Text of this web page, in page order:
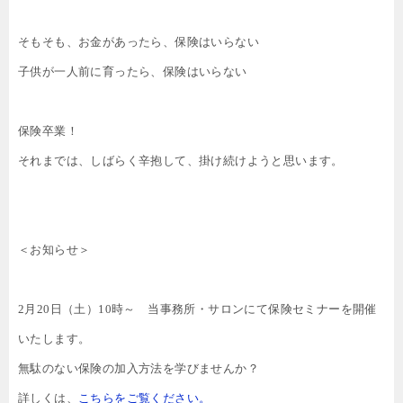
そもそも、お金があったら、保険はいらない
子供が一人前に育ったら、保険はいらない
保険卒業！
それまでは、しばらく辛抱して、掛け続けようと思います。
＜お知らせ＞
2 月 20 日（土） 10時～ 当事務所・サロンにて保険セミナーを開催
いたします。
無駄のない保険の加入方法を学びませんか？
詳しくは、 こちらをご覧ください。